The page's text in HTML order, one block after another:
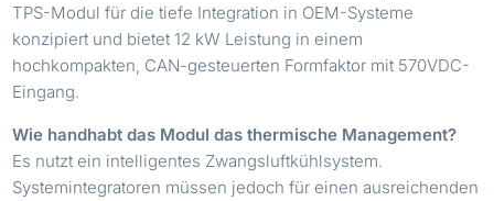
TPS-Modul für die tiefe Integration in OEM-Systeme
konzipiert und bietet 12 kW Leistung in einem
hochkompakten, CAN-gesteuerten Formfaktor mit 570VDC-
Eingang.
Wie handhabt das Modul das thermische Management?
Es nutzt ein intelligentes Zwangsluftkühlsystem.
Systemintegratoren müssen jedoch für einen ausreichenden